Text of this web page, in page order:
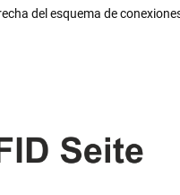
del esquema de